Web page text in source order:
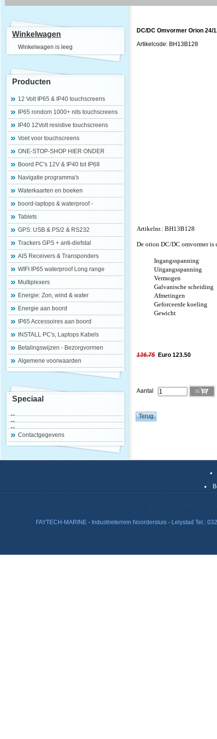
Winkelwagen
Winkelwagen is leeg
Producten
12 Volt IP65 & IP40 touchscreens
IP65 rondom 1000+ nits touchscreens
IP40 12Volt resistive touchscreens
Voet voor touchscreens
ONE-STOP-SHOP HIER ONDER
Boord PC's 12V & IP40 tot IP68
Navigatie programma's
Waterkaarten en boeken
boord-laptops & waterproof -
Tablets
GPS: USB & PS/2 & RS232
Trackers GPS + anti-diefstal
AIS Receivers & Transponders
WIFI IP65 waterproof Long range
Multiplexers
Energie: Zon, wind & water
Energie aan boord
IP65 Accessoires aan boord
INSTALL PC's, Laptops Kabels
Betalingswijzen - Bezorgvormen
Algemene voorwaarden
Speciaal
Contactgegevens
DC/DC Omvormer Orion 24/
Artikelcode: BH13B128
Artikelnr.: BH13B128
De orion DC/DC omvormer is
Ingangsspanning
Uitgangsspanning
Vermogen
Galvanische scheiding
Afmetingen
Geforceerde koeling
Gewicht
136.75 Euro 123.50
Aantal
FAYTECH-MARINE - Industrieterrein Noordersluis - Lelystad Tel.: